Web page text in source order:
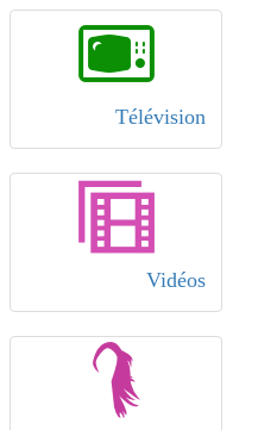
Télévision
Vidéos